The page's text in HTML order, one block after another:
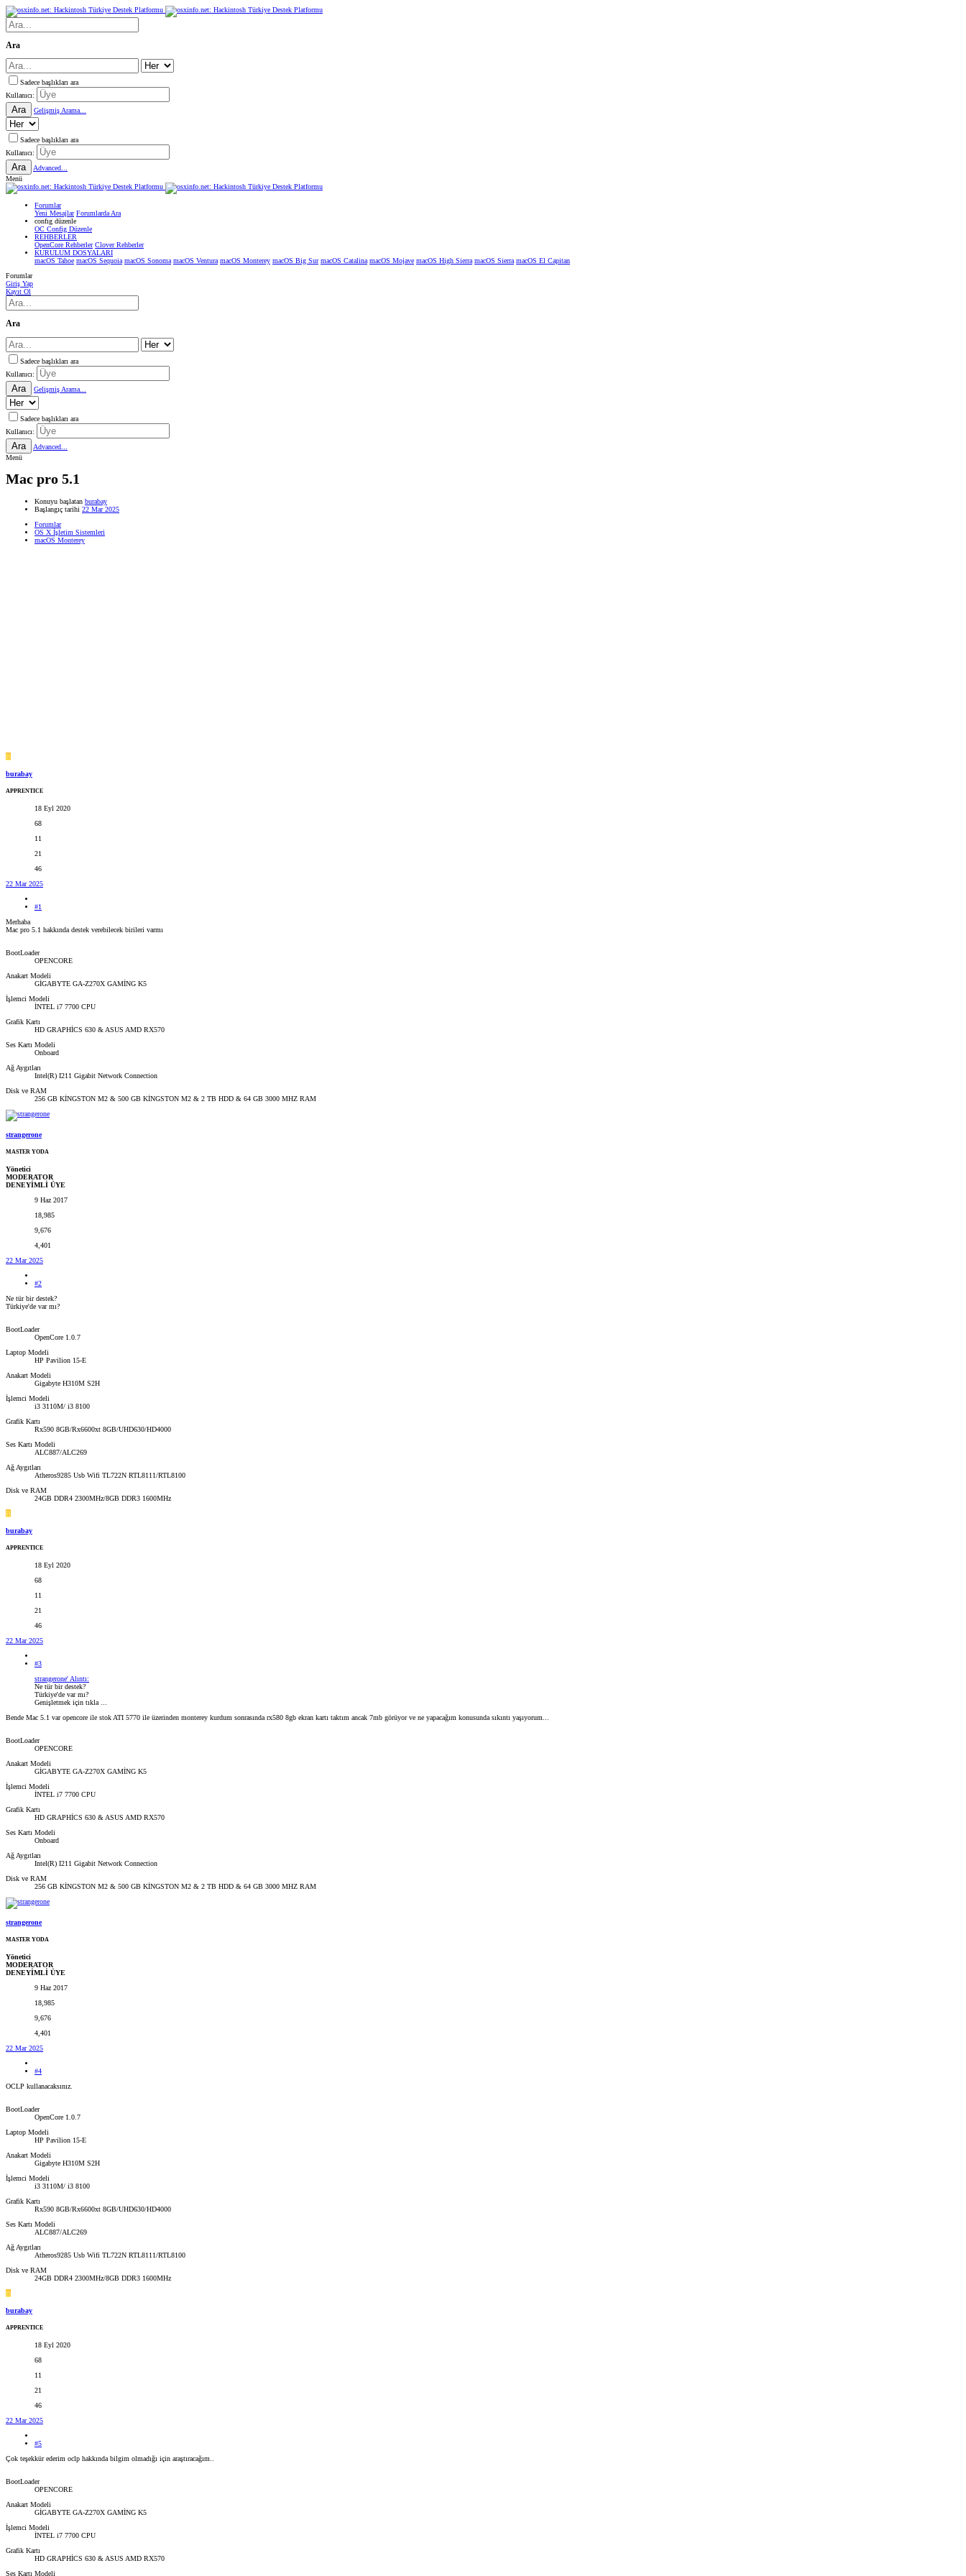
Ara
Sadece başlıkları ara
Kullanıcı:
Ara Gelişmiş Arama...
Sadece başlıkları ara
Kullanıcı:
Ara
Advanced...
Menü
Forumlar
Yeni Mesajlar Forumlarda Ara
confıg düzenle
OC Config Düzenle
REHBERLER
OpenCore Rehberler Clover Rehberler
KURULUM DOSYALARI
macOS Tahoe macOS Sequoia macOS Sonoma macOS Ventura macOS Monterey macOS Big Sur macOS Catalina macOS Mojave macOS High Sierra macOS Sierra macOS El Capitan
Forumlar
Giriş Yap
Kayıt Ol
Ara
Sadece başlıkları ara
Kullanıcı:
Ara Gelişmiş Arama...
Sadece başlıkları ara
Kullanıcı:
Ara
Advanced...
Menü
Mac pro 5.1
Konuyu başlatan burabay
Başlangıç tarihi 22 Mar 2025
Forumlar
OS X İşletim Sistemleri
macOS Monterey
B
burabay
APPRENTICE
18 Eyl 2020
68
11
21
46
22 Mar 2025
#1
Merhaba
Mac pro 5.1 hakkında destek verebilecek birileri varmı
BootLoader
OPENCORE
Anakart Modeli
GİGABYTE GA-Z270X GAMİNG K5
İşlemci Modeli
İNTEL i7 7700 CPU
Grafik Kartı
HD GRAPHİCS 630 & ASUS AMD RX570
Ses Kartı Modeli
Onboard
Ağ Aygıtları
Intel(R) I211 Gigabit Network Connection
Disk ve RAM
256 GB KİNGSTON M2 & 500 GB KİNGSTON M2 & 2 TB HDD & 64 GB 3000 MHZ RAM
strangerone
MASTER YODA
Yönetici
MODERATOR
DENEYİMLİ ÜYE
9 Haz 2017
18,985
9,676
4,401
22 Mar 2025
#2
Ne tür bir destek?
Türkiye'de var mı?
BootLoader
OpenCore 1.0.7
Laptop Modeli
HP Pavilion 15-E
Anakart Modeli
Gigabyte H310M S2H
İşlemci Modeli
i3 3110M/ i3 8100
Grafik Kartı
Rx590 8GB/Rx6600xt 8GB/UHD630/HD4000
Ses Kartı Modeli
ALC887/ALC269
Ağ Aygıtları
Atheros9285 Usb Wifi TL722N RTL8111/RTL8100
Disk ve RAM
24GB DDR4 2300MHz/8GB DDR3 1600MHz
B
burabay
APPRENTICE
18 Eyl 2020
68
11
21
46
22 Mar 2025
#3
strangerone' Alıntı:
Ne tür bir destek?
Türkiye'de var mı?
Genişletmek için tıkla ...
Bende Mac 5.1 var opencore ile stok ATI 5770 ile üzerinden monterey kurdum sonrasında rx580 8gb ekran kartı taktım ancak 7mb görüyor ve ne yapacağım konusunda sıkıntı yaşıyorum...
BootLoader
OPENCORE
Anakart Modeli
GİGABYTE GA-Z270X GAMİNG K5
İşlemci Modeli
İNTEL i7 7700 CPU
Grafik Kartı
HD GRAPHİCS 630 & ASUS AMD RX570
Ses Kartı Modeli
Onboard
Ağ Aygıtları
Intel(R) I211 Gigabit Network Connection
Disk ve RAM
256 GB KİNGSTON M2 & 500 GB KİNGSTON M2 & 2 TB HDD & 64 GB 3000 MHZ RAM
strangerone
MASTER YODA
Yönetici
MODERATOR
DENEYİMLİ ÜYE
9 Haz 2017
18,985
9,676
4,401
22 Mar 2025
#4
OCLP kullanacaksınız.
BootLoader
OpenCore 1.0.7
Laptop Modeli
HP Pavilion 15-E
Anakart Modeli
Gigabyte H310M S2H
İşlemci Modeli
i3 3110M/ i3 8100
Grafik Kartı
Rx590 8GB/Rx6600xt 8GB/UHD630/HD4000
Ses Kartı Modeli
ALC887/ALC269
Ağ Aygıtları
Atheros9285 Usb Wifi TL722N RTL8111/RTL8100
Disk ve RAM
24GB DDR4 2300MHz/8GB DDR3 1600MHz
B
burabay
APPRENTICE
18 Eyl 2020
68
11
21
46
22 Mar 2025
#5
Çok teşekkür ederim oclp hakkında bilgim olmadığı için araştıracağım..
BootLoader
OPENCORE
Anakart Modeli
GİGABYTE GA-Z270X GAMİNG K5
İşlemci Modeli
İNTEL i7 7700 CPU
Grafik Kartı
HD GRAPHİCS 630 & ASUS AMD RX570
Ses Kartı Modeli